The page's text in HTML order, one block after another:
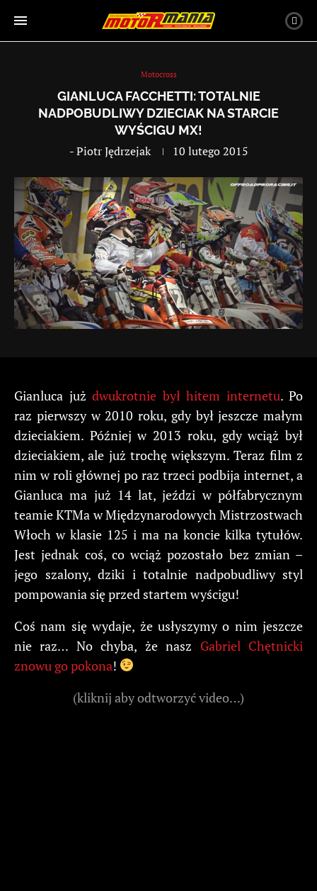
Motocross
GIANLUCA FACCHETTI: TOTALNIE
NADPOBUDLIWY DZIECIAK NA STARCIE
WYŚCIGU MX!
-Piotr Jędrzejak 10 lutego 2015
Gianluca już dwukrotnie był hitem internetu. Po
raz pierwszy w 2010 roku, gdy był jeszcze małym
dzieciakiem. Później w 2013 roku, gdy wciąż był
dzieciakiem, ale już trochę większym. Teraz film z
nim w roli głównej po raz trzeci podbija internet, a
Gianluca ma już 14 lat, jeździ w półfabrycznym
teamie KTMa w Międzynarodowych Mistrzostwach
Włoch w klasie 125 i ma na koncie kilka tytułów.
Jest jednak coś, co wciąż pozostało bez zmian –
jego szalony, dziki i totalnie nadpobudliwy styl
pompowania się przed startem wyścigu!
Coś nam się wydaje, że usłyszymy o nim jeszcze
nie raz… No chyba, że nasz Gabriel Chętnicki
znowu go pokona!
(kliknij aby odtworzyć video…)